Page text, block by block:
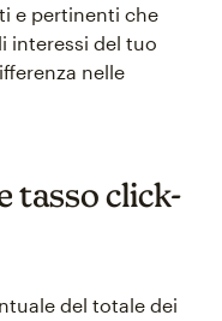
e pertinenti che
interessi del tuo
nelle
tasso click-
del totale dei